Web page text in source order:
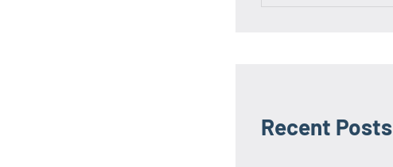
Recent Posts